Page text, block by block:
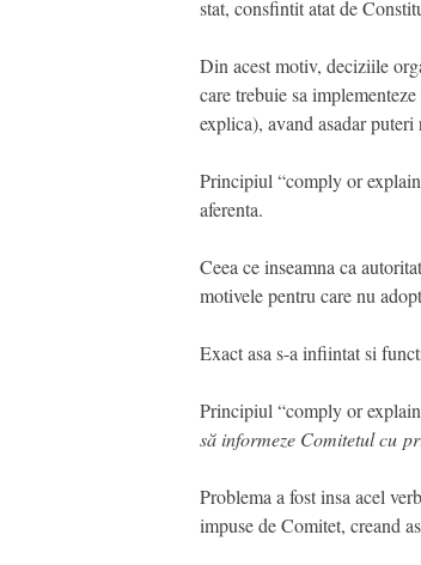
stat, consfintit atat de
Din acest motiv, deciziile
care trebuie sa
explica), avand asadar
Principiul “comply or
aferenta.
Ceea ce inseamna ca
motivele pentru care nu
Exact asa s-a infiintat si
Principiul “comply or
să informeze Comitetul cu
Problema a fost insa acel
impuse de Comitet, creand